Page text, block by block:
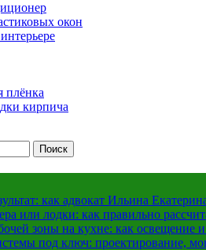
окон
плёнка
кирпича
как адвокат Ильина
или лодки: как правильно
зоны на кухне: как
под ключ: проектирование,